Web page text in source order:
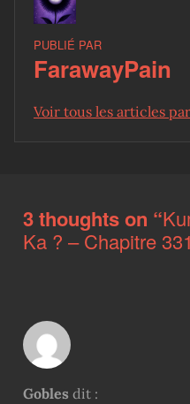
PUBLIÉ PAR
FarawayPain
Voir tous les articles
3 thoughts on “
Ka ? – Chapitre
Gobles dit :